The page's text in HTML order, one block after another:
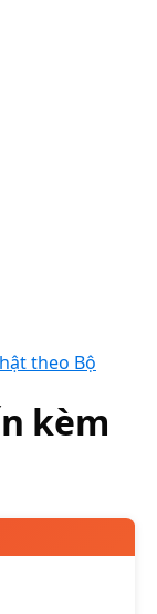
theo Bộ
kèm